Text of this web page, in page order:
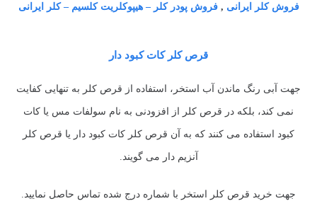
فروشکلر ایرانی ,فروش پودرکلر – هیپوکلریت کلسیم –کلر ایرانی
قرص کلر کات کبود دار
جهت آبی رنگ ماندن آب استخر، استفاده از قرص کلر به تنهایی کفایت
نمی کند، بلکه در قرص کلر از افزودنی به نام سولفات مس یا کات
کبود استفاده می کنند که به آن قرص کلر کات کبود دار یا قرص کلر
آنزیم دار می گویند.
جهت خرید قرص کلر استخر با شماره درج شده تماس حاصل نمایید.